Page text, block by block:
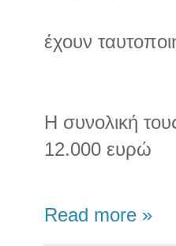
έχουν
Η συνολική
12.000 ευρώ
Read more »